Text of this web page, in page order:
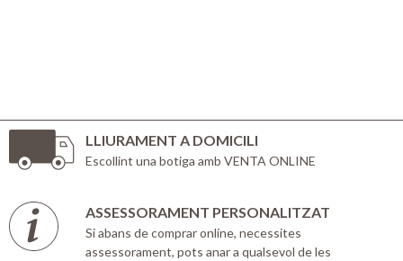
LLIURAMENT A DOMICILI
Escollint una botiga amb VENTA ONLINE
ASSESSORAMENT PERSONALITZAT
Si abans de comprar online, necessites
assessorament, pots anar a qualsevol de les